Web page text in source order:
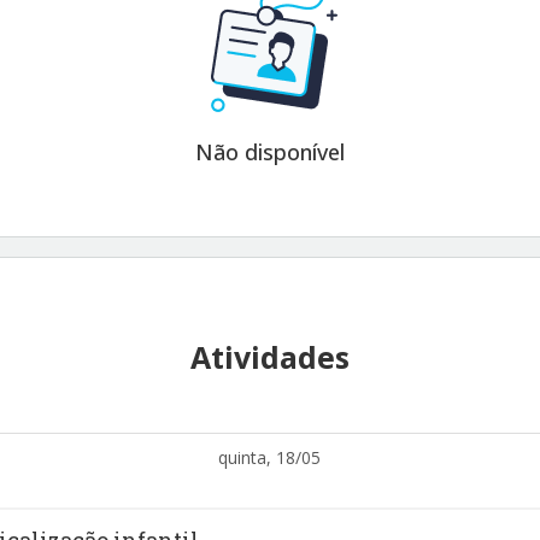
Não disponível
Atividades
quinta, 18/05